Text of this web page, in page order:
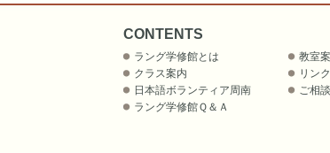
CONTENTS
ラング学修館とは
クラス案内
日本語ボランティア周南
ラング学修館Ｑ＆Ａ
教室
リンク
ご相